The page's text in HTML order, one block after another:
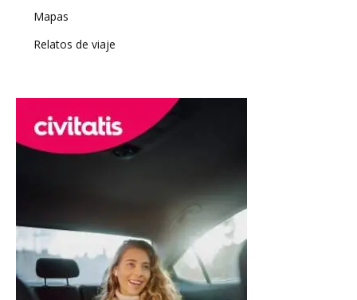
Mapas
Relatos de viaje